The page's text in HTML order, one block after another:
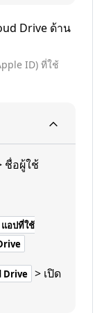
Drive ด้าน
ID) ที่ใช้
ชื่อผู้ใช้
แอปที่ใช้
Drive > เปิด